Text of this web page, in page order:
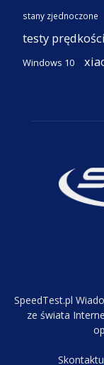
stany zjednoczone
testy prędkości
Windows 10
SpeedTest.pl
ze świata